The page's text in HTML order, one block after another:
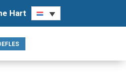
Hart
Hart